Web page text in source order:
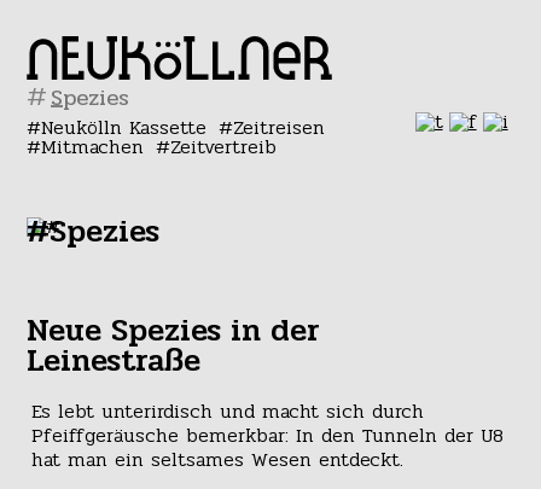
#
Neukölln Kassette Zeitreisen
Mitmachen Zeitvertreib
#Spezies
Neue Spezies in der
Leinestraße
Es lebt unterirdisch und macht sich durch
Pfeiffgeräusche bemerkbar: In den Tunneln der U8
hat man ein seltsames Wesen entdeckt.